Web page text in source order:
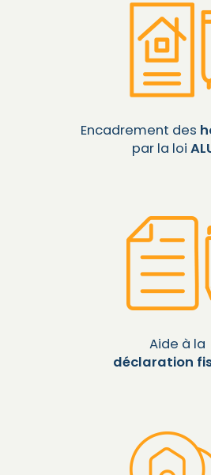
Encadrement des
par la loi
Aide à la
déclaration